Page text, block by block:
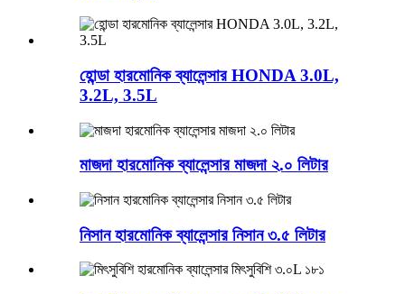
হোন্ডা হারমোনিক ব্যালেন্সার HONDA 3.0L,
3.2L, 3.5L
মাজদা হারমোনিক ব্যালেন্সার মাজদা ২.০ লিটার
নিসান হারমোনিক ব্যালেন্সার নিসান ৩.৫ লিটার